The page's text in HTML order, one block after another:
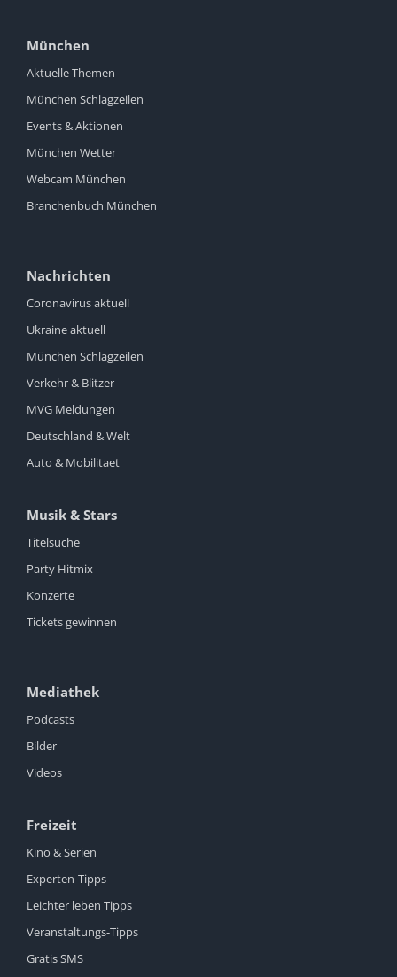
München
Aktuelle Themen
München Schlagzeilen
Events & Aktionen
München Wetter
Webcam München
Branchenbuch München
Nachrichten
Coronavirus aktuell
Ukraine aktuell
München Schlagzeilen
Verkehr & Blitzer
MVG Meldungen
Deutschland & Welt
Auto & Mobilitaet
Musik & Stars
Titelsuche
Party Hitmix
Konzerte
Tickets gewinnen
Mediathek
Podcasts
Bilder
Videos
Freizeit
Kino & Serien
Experten-Tipps
Leichter leben Tipps
Veranstaltungs-Tipps
Gratis SMS